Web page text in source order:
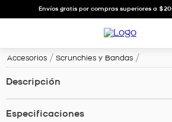
Envíos gratis por compras superiores a
Accesorios Scrunchies y Bandas
Descripción
Especificaciones